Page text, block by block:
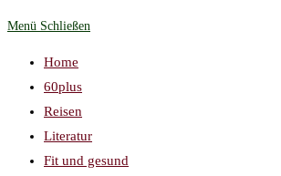
Menü Schließen
Home
60plus
Reisen
Literatur
Fit und gesund